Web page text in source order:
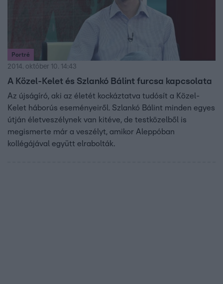
Portré
2014. október 10. 14:43
A Közel-Kelet és Szlankó Bálint furcsa kapcsolata
Az újságíró, aki az életét kockáztatva tudósít a Közel-
Kelet háborús eseményeiről. Szlankó Bálint minden egyes
útján életveszélynek van kitéve, de testközelből is
megismerte már a veszélyt, amikor Aleppóban